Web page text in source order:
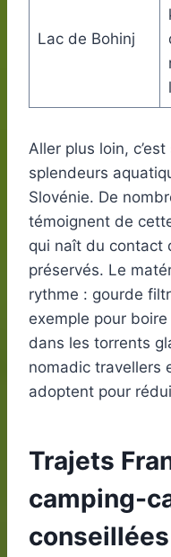
Lac de Bohinj
Aller plus loin,
splendeurs
Slovénie. De
témoignent de
qui naît du contact
préservés. Le
rythme : gourde
exemple pour
dans les torrents
nomadic travellers
adoptent pour
Trajets
camping-